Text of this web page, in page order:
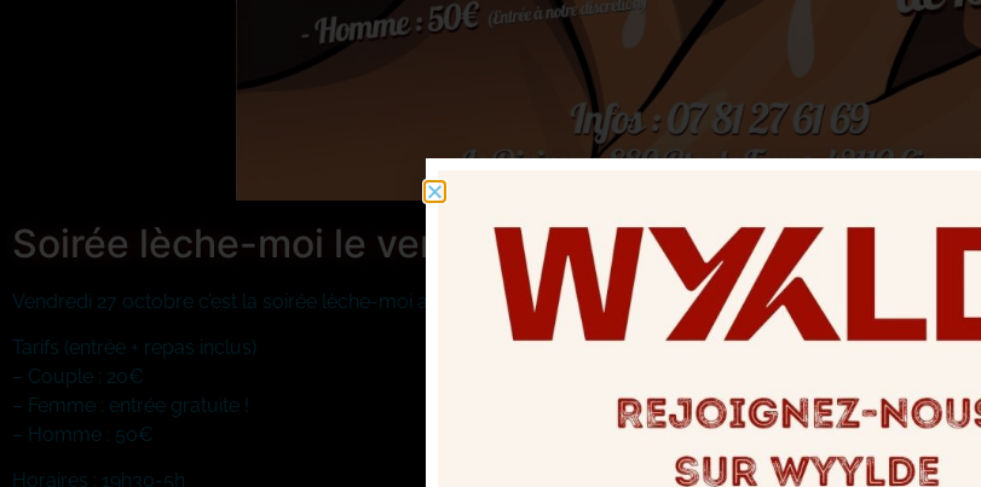
Soirée lèche-moi le vendredi 27 octobre au Divinum !
Vendredi 27 octobre c’est la soirée lèche-moi au Divinum !
Tarifs (entrée + repas inclus)
– Couple : 20€
– Femme : entrée gratuite !
– Homme : 50€
Horaires : 19h30-5h